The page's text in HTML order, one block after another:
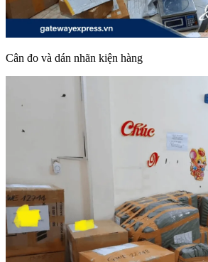
Cân đo và dán nhãn kiện hàng